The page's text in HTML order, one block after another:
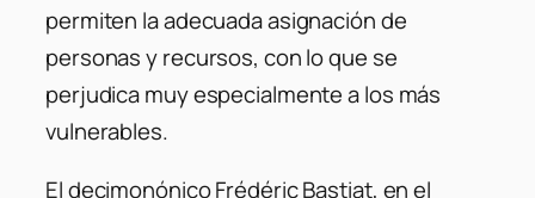
permiten la adecuada asignación de
personas y recursos, con lo que se
perjudica muy especialmente a los más
vulnerables.
El decimonónico Frédéric Bastiat, en el